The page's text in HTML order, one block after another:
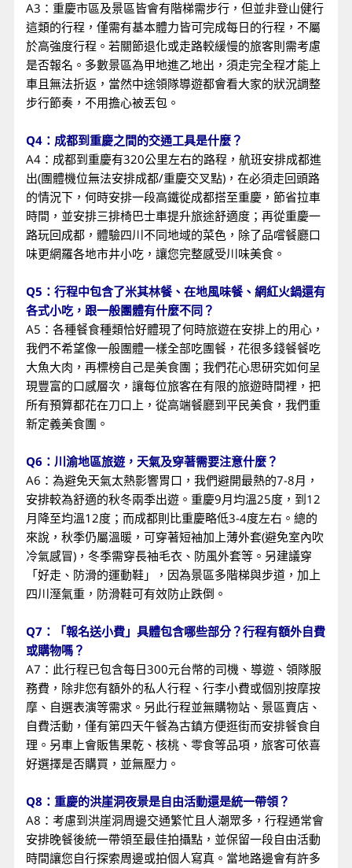
A3：重慶市區及景區皆會有階梯需步行，但並非登山健行
這類的行程，僅需有基本體力皆可完成每日的行程，不屬
於高強度行程。若關節退化或走路較緩慢的旅客則需考慮
是否報名。多數景區為甲地進乙地出，須走完全程才能上
車且無法折返，當然中途領隊導遊都會看大家的狀況調整
步行節奏，不用擔心被丟包。
Q4：成都到重慶之間的交通工具是什麼？
A4：成都到重慶有320公里左右的路程，航班安排成都進
出(團體機位無法安排成都/重慶交叉點)，在必須走回頭路
的情況下，何時安排一段高鐵從成都搭至重慶，節省拉車
時間，並安排三排椅巴士車提升旅途舒適度；再從重慶一
路玩回成都，體驗四川不同地域的菜色，除了品嚐餐廳口
味更網羅各地市井小吃，讓您完整感受川味美食。
Q5：行程中包含了米其林餐、在地風味餐、網紅火鍋還有
各式小吃，跟一般團體有什麼不同？
A5：各種餐食種類恰好體現了何時旅遊在安排上的用心，
我們不希望像一般團體一樣全部吃團餐，花很多錢餐餐吃
大魚大肉，再標榜自己是美食團；我們花心思研究如何呈
現豐富的口感層次，讓每位旅客在有限的旅遊時間裡，把
所有預算都花在刀口上，從高端餐廳到平民美食，我們重
新定義美食團。
Q6：川渝地區旅遊，天氣及穿著需要注意什麼？
A6：為避免天氣太熱影響胃口，我們避開最熱的7-8月，
安排較為舒適的秋冬兩季出遊。重慶9月均溫25度，到12
月降至均溫12度；而成都則比重慶略低3-4度左右。總的
來說，秋季仍屬溫暖，可穿著短袖加上薄外套(避免室內吹
冷氣感冒)，冬季需穿長袖毛衣、防風外套等。另建議穿
「好走、防滑的運動鞋」，因為景區多階梯與步道，加上
四川溼氣重，防滑鞋可有效防止跌倒。
Q7：「報名送小費」具體包含哪些部分？行程有額外自費
或購物嗎？
A7：此行程已包含每日300元台幣的司機、導遊、領隊服
務費，除非您有額外的私人行程、行李小費或個別按摩按
摩、自選表演等需求。另此行程並無購物站、景區賣店、
自費活動，僅有第四天午餐為古鎮方便逛街而安排餐食自
理。另車上會販售果乾、核桃、零食等品項，旅客可依喜
好選擇是否購買，並無壓力。
Q8：重慶的洪崖洞夜景是自由活動還是統一帶領？
A8：考慮到洪崖洞周邊交通繁忙且人潮眾多，行程通常會
安排晚餐後統一帶領至最佳拍攝點，並保留一段自由活動
時間讓您自行探索周邊或拍個人寫真。當地路邊會有許多